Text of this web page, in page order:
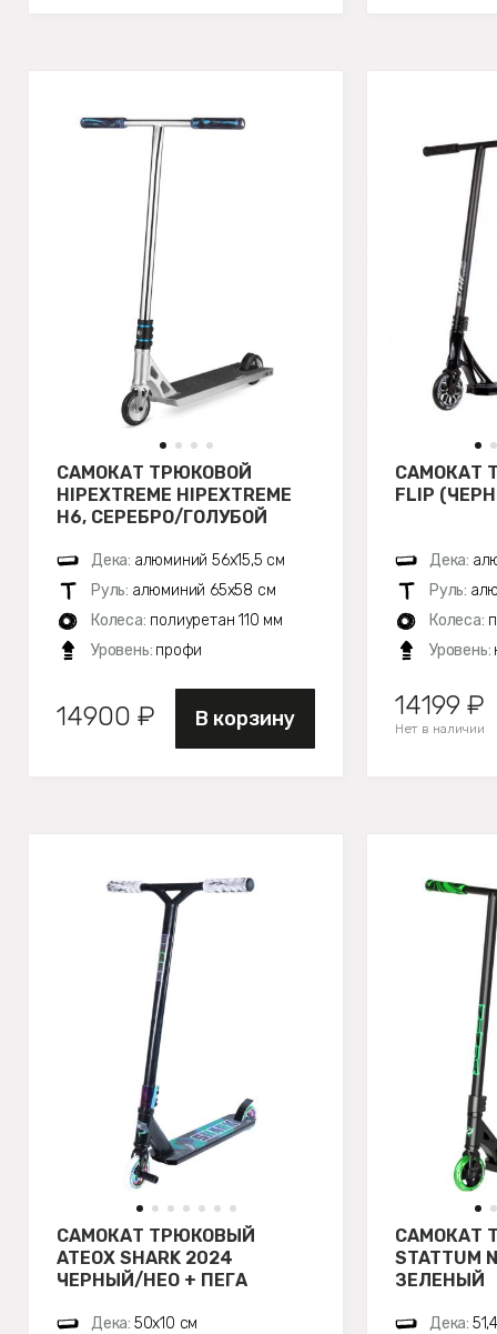
САМОКАТ ТРЮКОВОЙ
HIPEXTREME HIPEXTREME
H6, СЕРЕБРО/ГОЛУБОЙ
Дека: алюминий 56х15,5 см
Руль: алюминий 65x58 см
Колеса: полиуретан 110 мм
Уровень: профи
14900 ₽ В корзину
САМОКАТ
FLIP
Дека:
Руль:
Колеса:
Уровень:
14199 ₽
Нет в наличии
САМОКАТ ТРЮКОВЫЙ
ATEOX SHARK 2024
ЧЕРНЫЙ/НЕО + ПЕГА
Дека: 50х10 см
САМОКАТ
STATTUM
ЗЕЛЕНЫЙ
Дека: